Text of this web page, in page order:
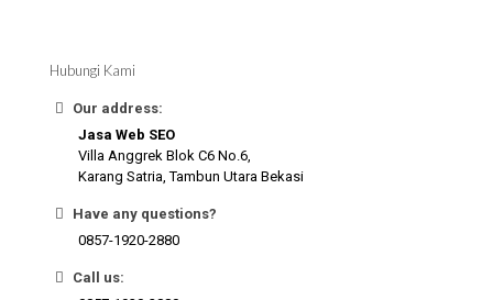
Hubungi Kami
Our address:
Jasa Web SEO
Villa Anggrek Blok C6 No.6,
Karang Satria, Tambun Utara Bekasi
Have any questions?
0857-1920-2880
Call us: